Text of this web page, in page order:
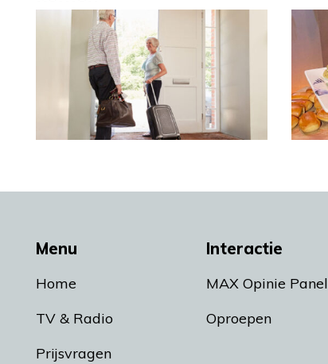
Menu
Home
TV & Radio
Prijsvragen
Interactie
MAX Opinie Panel
Oproepen